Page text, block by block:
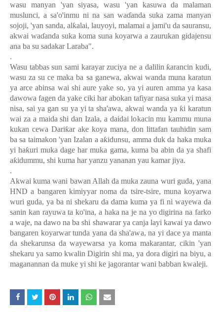
wasu manyan 'yan siyasa, wasu 'yan kasuwa da malaman
muslunci, a sa'o'inmu ni na san waɗanda suka zama manyan
sojoji, 'yan sanda, alƙalai, lauyoyi, malamai a jami'u da sauransu,
akwai waɗanda suka koma suna koyarwa a zaurukan gidajensu
ana ba su sadakar Laraba".
.
Wasu tabbas sun sami karayar zuciya ne a dalilin ƙarancin kudi,
wasu za su ce maka ba sa ganewa, akwai wanda muna karatun
ya arce abinsa wai shi aure yake so, ya yi auren amma ya kasa
dawowa fagen da yake ciki har abokan tafiyar nasa suka yi masa
nisa, sai ya gan su ya yi ta sha'awa, akwai wanda ya ƙi karatun
wai za a maida shi dan Izala, a daidai lokacin mu kammu muna
kukan cewa Dariƙar ake koya mana, don littafan tauhidin sam
ba sa taimakon 'yan Izalan a aƙidunsu, amma duk da haka muka
yi haƙuri muka dage har muka gama, kuma ba abin da ya shafi
aƙidummu, shi kuma har yanzu yananan yau kamar jiya.
.
Akwai kuma wani bawan Allah da muka zauna wuri guda, yana
HND a bangaren kimiyyar noma da tsire-tsire, muna koyarwa
wuri guda, ya ba ni shekaru da dama kuma ya fi ni wayewa da
sanin kan rayuwa ta ko'ina, a haka na je na yo digirina na farko
a waje, na dawo na ba shi shawarar ya canja layi kawai ya dawo
bangaren koyarwar tunda yana da sha'awa, na yi dace ya manta
da shekarunsa da wayewarsa ya koma makarantar, cikin 'yan
shekaru ya samo kwalin Digirin shi ma, ya dora digiri na biyu, a
maganannan da muke yi shi ke jagorantar wani babban kwaleji.